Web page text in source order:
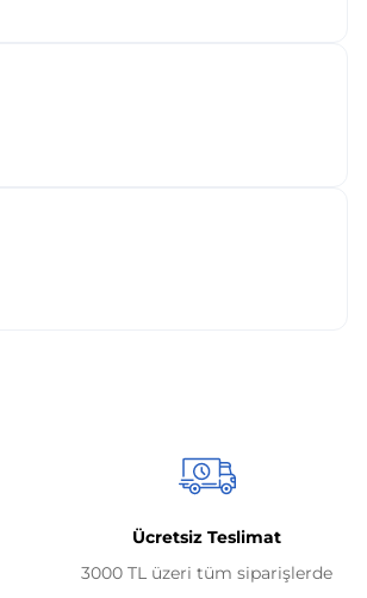
Ücretsiz Teslimat
3000 TL üzeri tüm siparişlerde